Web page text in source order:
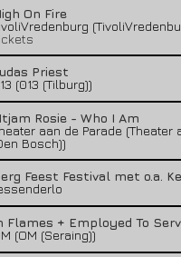
On Fire
Priest
(013 (Tilburg))
Rosie - Who I Am
aan de Parade (Theater
Bosch))
Feest Festival met o.a.
Flames + Employed To
(OM (Seraing))